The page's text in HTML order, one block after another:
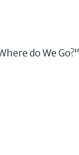
do We Go?"